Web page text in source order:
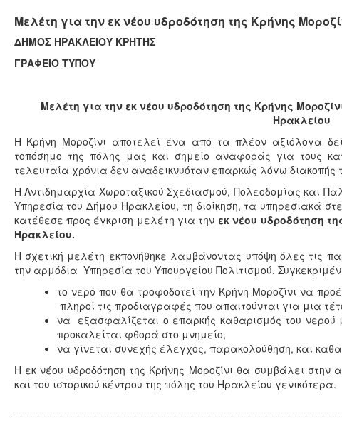
Μελέτη για την εκ νέου υδροδότηση της Κρήνης
ΔΗΜΟΣ ΗΡΑΚΛΕΙΟΥ ΚΡΗΤΗΣ
ΓΡΑΦΕΙΟ ΤΥΠΟΥ
Μελέτη για την εκ νέου υδροδότηση της Κρήνης
Ηρακλείου
Η Κρήνη Μοροζίνι αποτελεί ένα από τα πλέον αξιόλογα
τοπόσημο της πόλης μας και σημείο αναφοράς για τους
τελευταία χρόνια δεν αναδεικνυόταν επαρκώς λόγω διακοπής
Η Αντιδημαρχία Χωροταξικού Σχεδιασμού, Πολεοδομίας και
Υπηρεσία του Δήμου Ηρακλείου, τη διοίκηση, τα υπηρεσιακά
κατέθεσε προς έγκριση μελέτη για την εκ νέου υδροδότηση
Ηρακλείου.
Η σχετική μελέτη εκπονήθηκε λαμβάνοντας υπόψη όλες τις
την αρμόδια Υπηρεσία του Υπουργείου Πολιτισμού.
το νερό που θα τροφοδοτεί την Κρήνη Μοροζίνι να
πληροί τις προδιαγραφές που απαιτούνται για μια
να εξασφαλίζεται ο επαρκής καθαρισμός του νερού
προκαλείται φθορά στο μνημείο,
να γίνεται συνεχής έλεγχος, παρακολούθηση, και
Η εκ νέου υδροδότηση της Κρήνης Μοροζίνι θα συμβάλει στην
και του ιστορικού κέντρου της πόλης του Ηρακλείου γενικότερα.